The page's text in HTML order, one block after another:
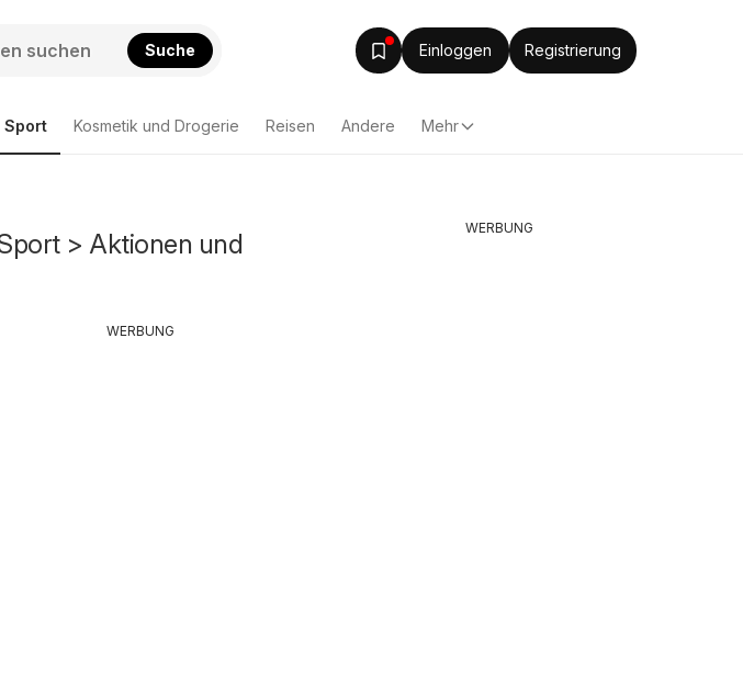
Suche Einloggen Registrierung
Sport Kosmetik und Drogerie Reisen Andere Mehr
> Aktionen und
WERBUNG
WERBUNG